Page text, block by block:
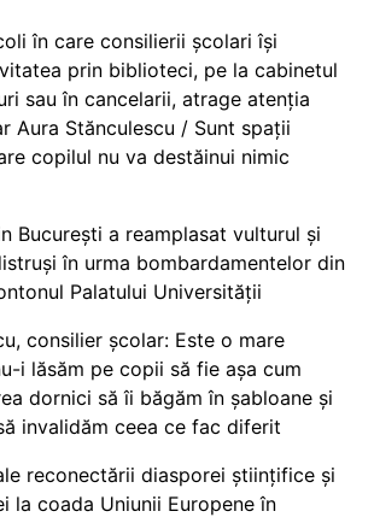
în care consilierii școlari își
prin biblioteci, pe la cabinetul
sau în cancelarii, atrage atenția
Aura Stănculescu / Sunt spații
copilul nu va destăinui nimic
București a reamplasat vulturul și
în urma bombardamentelor din
Palatului Universității
consilier școlar: Este o mare
i lăsăm pe copii să fie așa cum
dornici să îi băgăm în șabloane și
invalidăm ceea ce fac diferit
reconectării diasporei științifice și
la coada Uniunii Europene în